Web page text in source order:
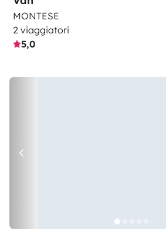
MONTESE
2 viaggiatori
5,0